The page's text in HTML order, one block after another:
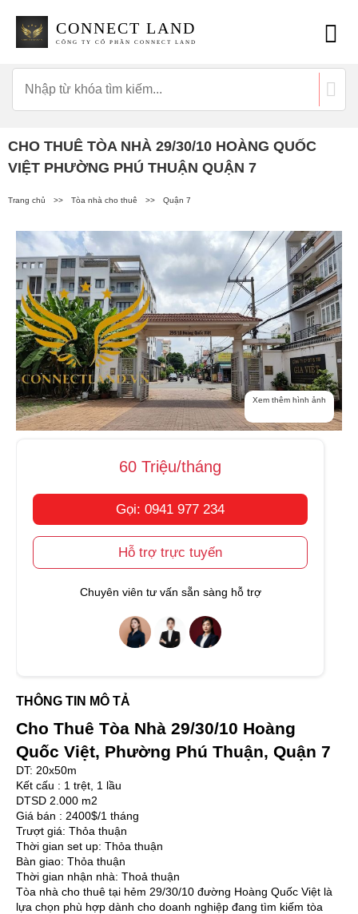
CONNECT LAND
CÔNG TY CỔ PHẦN CONNECT LAND
CHO THUÊ TÒA NHÀ 29/30/10 HOÀNG QUỐC
VIỆT PHƯỜNG PHÚ THUẬN QUẬN 7
Trang chủ >> Tòa nhà cho thuê >> Quận 7
Xem thêm hình ảnh
60 Triệu/tháng
Gọi: 0941 977 234
Hỗ trợ trực tuyến
Chuyên viên tư vấn sẵn sàng hỗ trợ
THÔNG TIN MÔ TẢ
Cho Thuê Tòa Nhà 29/30/10 Hoàng
Quốc Việt, Phường Phú Thuận, Quận 7
DT: 20x50m
Kết cấu : 1 trệt, 1 lầu
DTSD 2.000 m2
Giá bán : 2400$/1 tháng
Trượt giá: Thỏa thuận
Thời gian set up: Thỏa thuận
Bàn giao: Thỏa thuận
Thời gian nhận nhà: Thoả thuận
Tòa nhà cho thuê tại hẻm 29/30/10 đường Hoàng Quốc Việt là
lựa chọn phù hợp dành cho doanh nghiệp đang tìm kiếm tòa